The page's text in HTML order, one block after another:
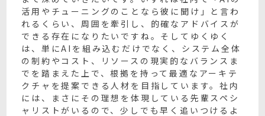
活用やチューニングのことなら彼に聞け」と言わ
れるくらい、周囲を牽引し、的確なアドバイスが
できる存在になりたいですね。そしてゆくゆく
は、単にAIを組み込むだけでなく、システム全体
の制約やコスト、リソースの現実的なバランスま
でを踏まえた上で、根拠を持って最適なアーキテ
クチャを提案できる人材を目指しています。社内
には、まさにその理想を体現している先輩スペシ
ャリストがいるので、少しでも早く追いつけるよ